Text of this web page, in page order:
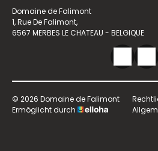
Domaine de Falimont
1, Rue De Falimont,
6567 MERBES LE CHATEAU - BELGIQUE
© 2026 Domaine de Falimont
Ermöglicht durch